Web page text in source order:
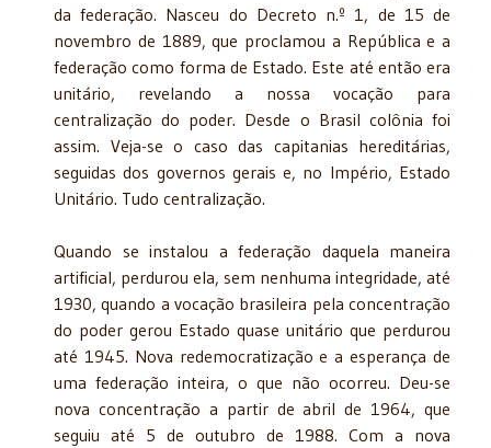
da federação. Nasceu do Decreto n.º 1, de 15 de
novembro de 1889, que proclamou a República e a
federação como forma de Estado. Este até então era
unitário, revelando a nossa vocação para
centralização do poder. Desde o Brasil colônia foi
assim. Veja-se o caso das capitanias hereditárias,
seguidas dos governos gerais e, no Império, Estado
Unitário. Tudo centralização.
Quando se instalou a federação daquela maneira
artificial, perdurou ela, sem nenhuma integridade, até
1930, quando a vocação brasileira pela concentração
do poder gerou Estado quase unitário que perdurou
até 1945. Nova redemocratização e a esperança de
uma federação inteira, o que não ocorreu. Deu-se
nova concentração a partir de abril de 1964, que
seguiu até 5 de outubro de 1988. Com a nova